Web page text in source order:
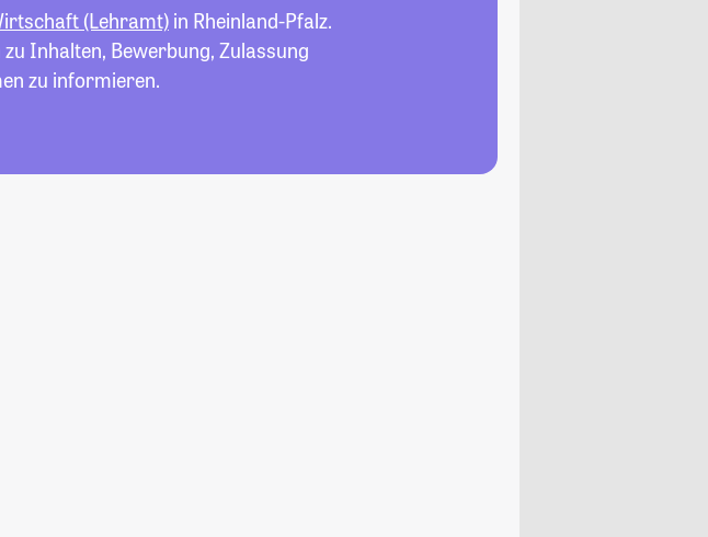
(Lehramt) in Rheinland-Pfalz.
Inhalten, Bewerbung, Zulassung
zu informieren.